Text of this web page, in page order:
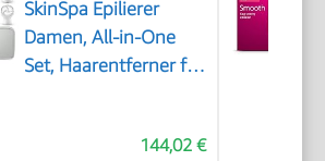
SkinSpa Epilierer
Damen, All-in-One
Set, Haarentferner für
144,02 €